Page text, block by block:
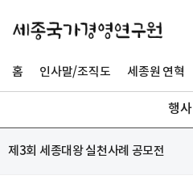
홈 인사말/조직도 세종원 연혁
행사
제3회 세종대왕 실천사례 공모전